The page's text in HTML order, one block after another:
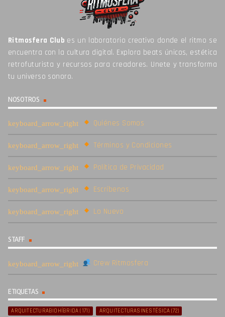
Ritmosfera Club es un laboratorio creativo donde el ritmo se
encuentra con la cultura digital. Explora beats únicos, estética
retrofuturista y recursos para creadores. Unete y transforma
tu universo sonoro.
NOSOTROS
Quiénes Somos
Términos y Condiciones
Política de Privacidad
Escríbenos
Lo Nuevo
STAFF
Crew Ritmosfera
ETIQUETAS
ARQUITECTURABIOHÍBRIDA (171) ARQUITECTURASINESTÉSICA(72)